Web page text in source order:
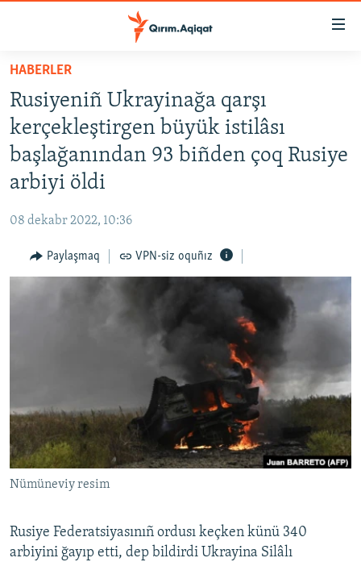
Esas
qaytmaq
Baş
navigatsiyağa
qaytmaq
Qıdıruvğa
SİYASET
İQTİSADİYAT
CEMİYET
İNSAN AQLARI
VİDEO
SÜRET
Українською
QOŞULIÑIZ!
RFE/RS bütün saytları
HABERLER
Rusiyeniñ Ukrayinağa qarşı
kerçekleştirgen büyük istilâsı
başlağanından 93 biñden çoq Rusiye
arbiyi öldi
08 dekabr 2022, 10:36
Paylaşmaq VPN-siz oquñız
Nümüneviy resim
Rusiye Federatsiyasınıñ ordusı keçken künü 340
arbiyini ğayıp etti, dep bildirdi Ukrayina Silâlı